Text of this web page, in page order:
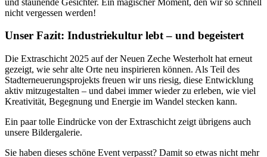
nicht vergessen werden!
Unser Fazit: Industriekultur lebt – und begeistert
Die Extraschicht 2025 auf der Neuen Zeche Westerholt hat erneut
gezeigt, wie sehr alte Orte neu inspirieren können. Als Teil des
Stadterneuerungsprojekts freuen wir uns riesig, diese Entwicklung
aktiv mitzugestalten – und dabei immer wieder zu erleben, wie viel
Kreativität, Begegnung und Energie im Wandel stecken kann.
Ein paar tolle Eindrücke von der Extraschicht zeigt übrigens auch
unsere Bildergalerie.
Sie haben dieses schöne Event verpasst? Damit so etwas nicht mehr